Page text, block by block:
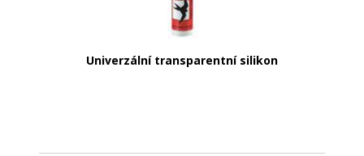
Univerzální transparentní silikon